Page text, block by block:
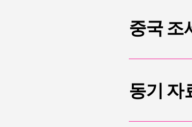
중국 조
동기 자